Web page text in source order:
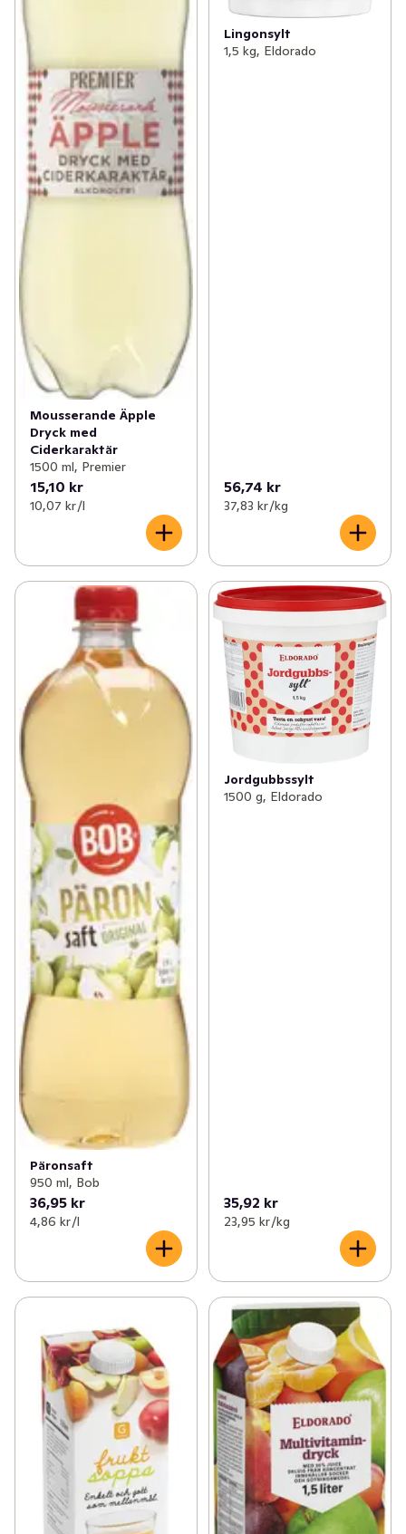
Mousserande Äpple
Dryck med
Ciderkaraktär
1500 ml, Premier
15,10 kr
10,07 kr /l
Lingonsylt
1,5 kg, Eldorado
56,74 kr
37,83 kr /kg
Päronsaft
950 ml, Bob
36,95 kr
4,86 kr /l
Jordgubbssylt
1500 g, Eldorado
35,92 kr
23,95 kr /kg